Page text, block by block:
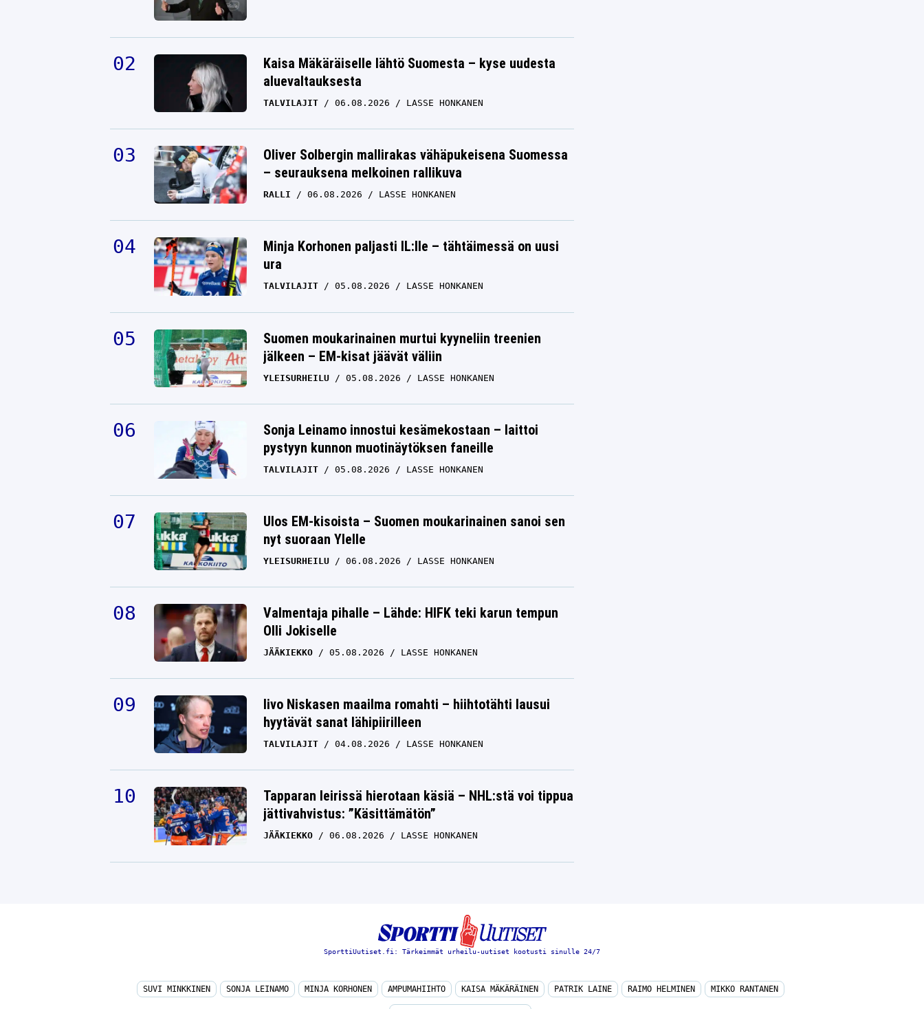
Kaisa Mäkäräiselle lähtö Suomesta – kyse uudesta
aluevaltauksesta
TALVILAJIT 06.08.2026 LASSE HONKANEN
Oliver Solbergin mallirakas vähäpukeisena Suomessa
– seurauksena melkoinen rallikuva
RALLI 06.08.2026 LASSE HONKANEN
Minja Korhonen paljasti IL:lle – tähtäimessä on uusi
ura
TALVILAJIT 05.08.2026 LASSE HONKANEN
Suomen moukarinainen murtui kyyneliin treenien
jälkeen – EM-kisat jäävät väliin
YLEISURHEILU 05.08.2026 LASSE HONKANEN
Sonja Leinamo innostui kesämekostaan – laittoi
pystyyn kunnon muotinäytöksen faneille
TALVILAJIT 05.08.2026 LASSE HONKANEN
Ulos EM-kisoista – Suomen moukarinainen sanoi sen
nyt suoraan Ylelle
YLEISURHEILU 06.08.2026 LASSE HONKANEN
Valmentaja pihalle – Lähde: HIFK teki karun tempun
Olli Jokiselle
JÄÄKIEKKO 05.08.2026 LASSE HONKANEN
Iivo Niskasen maailma romahti – hiihtotähti lausui
hyytävät sanat lähipiirilleen
TALVILAJIT 04.08.2026 LASSE HONKANEN
Tapparan leirissä hierotaan käsiä – NHL:stä voi tippua
jättivahvistus: ”Käsittämätön”
JÄÄKIEKKO 06.08.2026 LASSE HONKANEN
SporttiUutiset.fi: Tärkeimmät urheilu-uutiset kootusti sinulle 24/7
SUVI MINKKINEN SONJA LEINAMO MINJA KORHONEN AMPUMAHIIHTO KAISA MÄKÄRÄINEN PATRIK LAINE RAIMO HELMINEN MIKKO RANTANEN